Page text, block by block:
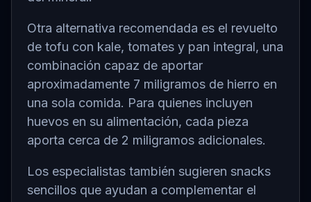
Otra alternativa recomendada es el revuelto
de tofu con kale, tomates y pan integral, una
combinación capaz de aportar
aproximadamente 7 miligramos de hierro en
una sola comida. Para quienes incluyen
huevos en su alimentación, cada pieza
aporta cerca de 2 miligramos adicionales.
Los especialistas también sugieren snacks
sencillos que ayudan a complementar el